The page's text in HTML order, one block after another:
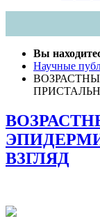
Вы
Научные
ВЗГЛЯД